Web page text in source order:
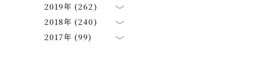
2019年 (262)
2018年 (240)
2017年 (99)